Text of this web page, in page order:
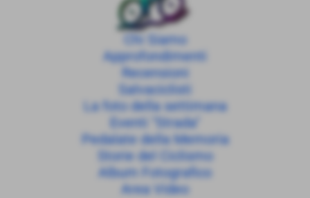
Chi Siamo
Approfondimenti
Recensioni
Salvaciclisti
La foto della settimana
Eventi "Strada"
Pedalate della Memoria
Storie del Ciclismo
Album Fotografico
Area Video